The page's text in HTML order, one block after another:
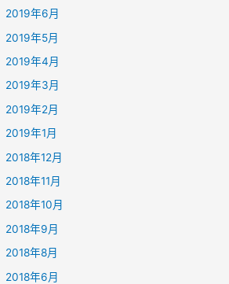
2019年6月
2019年5月
2019年4月
2019年3月
2019年2月
2019年1月
2018年12月
2018年11月
2018年10月
2018年9月
2018年8月
2018年6月